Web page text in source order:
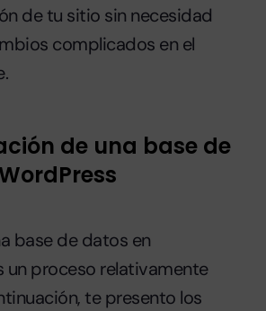
de tu sitio sin necesidad
complicados en el
de una base de
base de datos en
un proceso relativamente
te presento los